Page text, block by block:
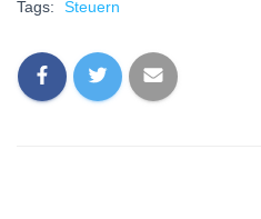
Tags: Steuern